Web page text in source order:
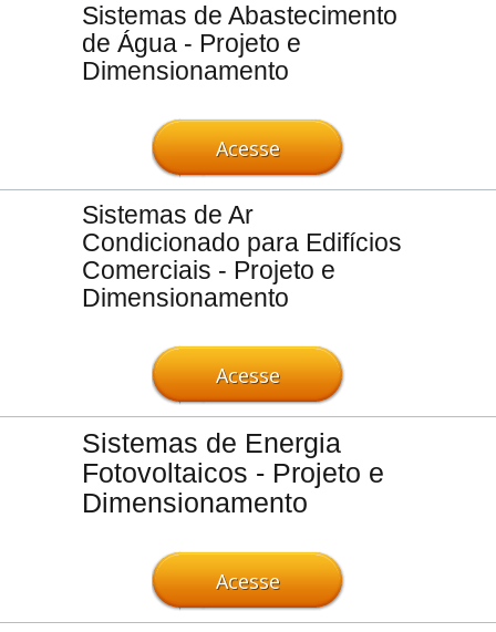
Sistemas de Abastecimento
de Água - Projeto e
Dimensionamento
Acesse
Sistemas de Ar
Condicionado para Edifícios
Comerciais - Projeto e
Dimensionamento
Acesse
Sistemas de Energia
Fotovoltaicos - Projeto e
Dimensionamento
Acesse